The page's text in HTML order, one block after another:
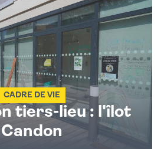
tiers-lieu : l'îlot
Candon
CADRE DE VIE